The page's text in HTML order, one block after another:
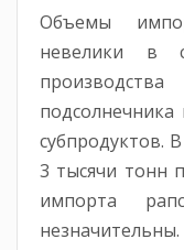
Объемы
невелики в
субпродуктов.
3 тысячи тонн
импорта
незначительны.